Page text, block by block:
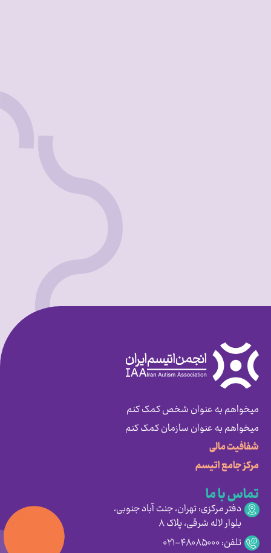
میخواهم به عنوان شخص کمک کنم
میخواهم به عنوان سازمان کمک کنم
شفافیت مالی
مرکز جامع اتیسم
تماس با ما
دفتر مرکزی: تهران، جنت آباد جنوبی،
بلوار لاله شرقی، پلاک ۸
تلفن: ۴۸۰۸۵۰۰۰-۰۲۱